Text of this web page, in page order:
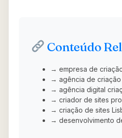
Conteúdo
→ empresa de
→ agência de criação
→ agência digital
→ criador de sites
→ criação de sites
→ desenvolvimento